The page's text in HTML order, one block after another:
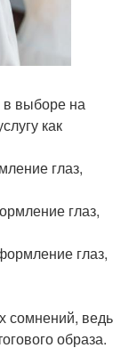
в выборе на
как
глаз,
глаз,
глаз,
сомнений, ведь
образа.